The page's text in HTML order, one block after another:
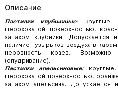
Описание
Пастилки клубничные:круглые,
шероховатой поверхностью,
запахом клубники. Допускается
наличие пузырьков воздуха в
неров­ность краев.
(опудривание).
Пастилки апельсиновые:круглые,
шероховатой поверхностью,
запахом апельсина. Допускается